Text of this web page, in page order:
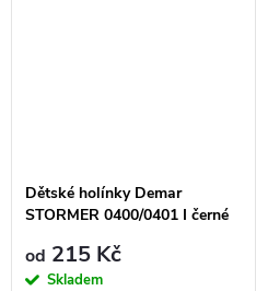
Dětské holínky Demar
STORMER 0400/0401 I černé
od 215 Kč
Skladem